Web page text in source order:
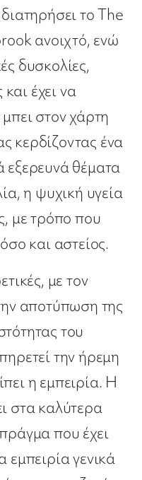
το The
ανοιχτό, ενώ
δυσκολίες,
έχει να
στον χάρτη
κερδίζοντας ένα
εξερευνά θέματα
η ψυχική υγεία
με τρόπο που
και αστείος.
με τον
αποτύπωση της
του
την ήρεμη
η εμπειρία. Η
στα καλύτερα
που έχει
εμπειρία γενικά